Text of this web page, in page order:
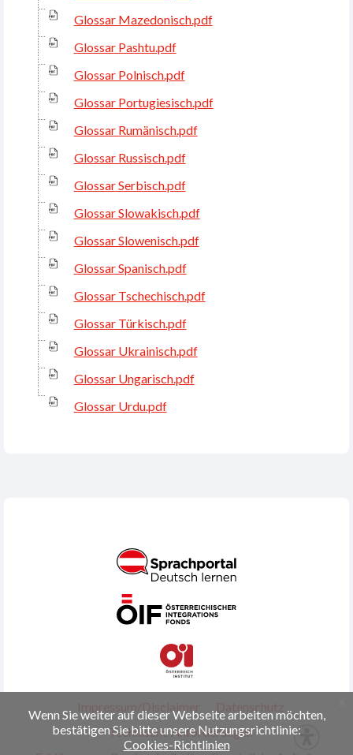
Wenn Sie weiter auf dieser Webseite arbeiten möchten,
bestätigen Sie bitte unsere Nutzungsrichtlinie:
Cookies-Richtlinien
Glossar Mazedonisch.pdf
Glossar Pashtu.pdf
Glossar Polnisch.pdf
Glossar Portugiesisch.pdf
Glossar Rumänisch.pdf
Glossar Russisch.pdf
Glossar Serbisch.pdf
Glossar Slowakisch.pdf
Glossar Slowenisch.pdf
Glossar Spanisch.pdf
Glossar Tschechisch.pdf
Glossar Türkisch.pdf
Glossar Ukrainisch.pdf
Glossar Ungarisch.pdf
Glossar Urdu.pdf
Technische Anforderungen